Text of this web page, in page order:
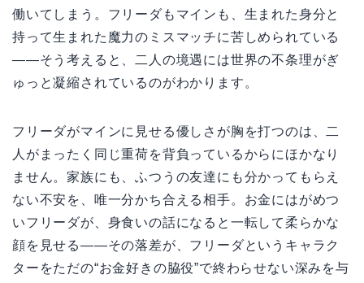
働いてしまう。フリーダもマインも、生まれた身分と
持って生まれた魔力のミスマッチに苦しめられている
——そう考えると、二人の境遇には世界の不条理がぎ
ゅっと凝縮されているのがわかります。
フリーダがマインに見せる優しさが胸を打つのは、二
人がまったく同じ重荷を背負っているからにほかなり
ません。家族にも、ふつうの友達にも分かってもらえ
ない不安を、唯一分かち合える相手。お金にはがめつ
いフリーダが、身食いの話になると一転して柔らかな
顔を見せる——その落差が、フリーダというキャラク
ターをただの“お金好きの脇役”で終わらせない深みを与